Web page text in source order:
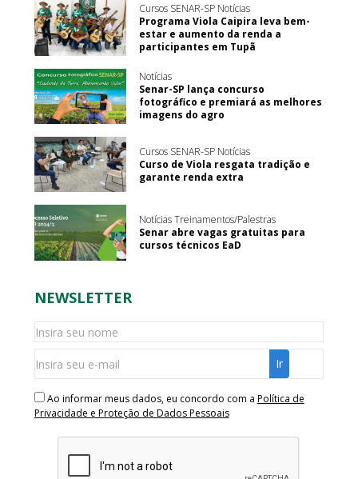
Cursos SENAR-SP Notícias
Programa Viola Caipira leva bem-
estar e aumento da renda a
participantes em Tupã
Notícias
Senar-SP lança concurso
fotográfico e premiará as melhores
imagens do agro
Cursos SENAR-SP Notícias
Curso de Viola resgata tradição e
garante renda extra
Notícias Treinamentos/Palestras
Senar abre vagas gratuitas para
cursos técnicos EaD
NEWSLETTER
Ao informar meus dados, eu concordo com a Política de
Privacidade e Proteção de Dados Pessoais